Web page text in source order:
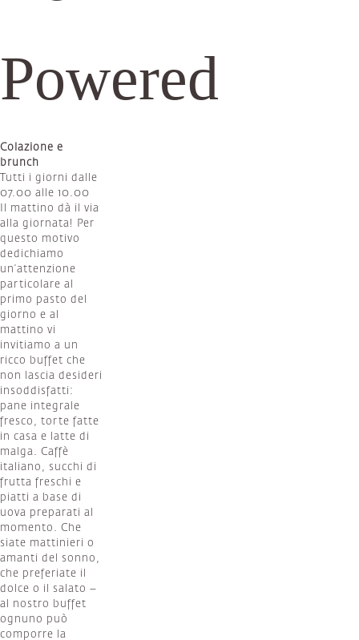
Powered
Colazione e
brunch
Tutti i giorni dalle
07.00 alle 10.00
Il mattino dà il via
alla giornata! Per
questo motivo
dedichiamo
un’attenzione
particolare al
primo pasto del
giorno e al
mattino vi
invitiamo a un
ricco buffet che
non lascia desideri
insoddisfatti:
pane integrale
fresco, torte fatte
in casa e latte di
malga. Caffè
italiano, succhi di
frutta freschi e
piatti a base di
uova preparati al
momento. Che
siate mattinieri o
amanti del sonno,
che preferiate il
dolce o il salato –
al nostro buffet
ognuno può
comporre la